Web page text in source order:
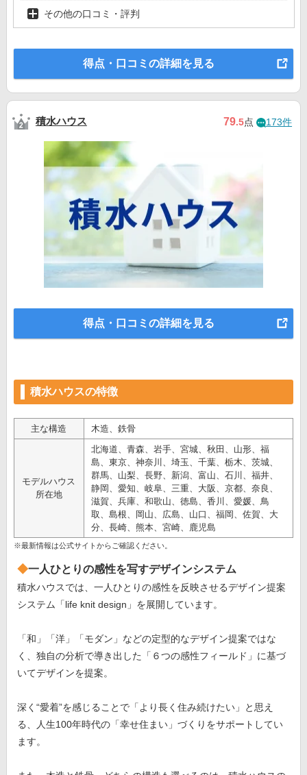
その他の口コミ・評判
得点・口コミの詳細を見る
積水ハウス 79.5点 173件
得点・口コミの詳細を見る
積水ハウスの特徴
主な構造 木造、鉄骨
モデルハウス
所在地
北海道、青森、岩手、宮城、秋田、山形、福
島、東京、神奈川、埼玉、千葉、栃木、茨城、
群馬、山梨、長野、新潟、富山、石川、福井、
静岡、愛知、岐阜、三重、大阪、京都、奈良、
滋賀、兵庫、和歌山、徳島、香川、愛媛、鳥
取、島根、岡山、広島、山口、福岡、佐賀、大
分、長崎、熊本、宮崎、鹿児島
※最新情報は公式サイトからご確認ください。
一人ひとりの感性を写すデザインシステム
積水ハウスでは、一人ひとりの感性を反映させるデザイン提案
システム「life knit design」を展開しています。
「和」「洋」「モダン」などの定型的なデザイン提案ではな
く、独自の分析で導き出した「６つの感性フィールド」に基づ
いてデザインを提案。
深く“愛着”を感じることで「より長く住み続けたい」と思え
る、人生100年時代の「幸せ住まい」づくりをサポートしてい
ます。